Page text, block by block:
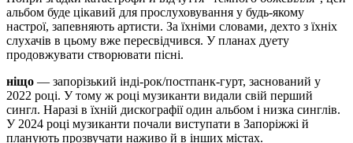
альбом буде цікавий для прослуховування у будь-якому
настрої, запевняють артисти. За їхніми словами, дехто з їхніх
слухачів в цьому вже пересвідчився. У планах дуету
продовжувати створювати пісні.
ніщо — запорізький інді-рок/постпанк-гурт, заснований у
2022 році. У тому ж році музиканти видали свій перший
сингл. Наразі в їхній дискографії один альбом і низка синглів.
У 2024 році музиканти почали виступати в Запоріжжі й
планують прозвучати наживо й в інших містах.